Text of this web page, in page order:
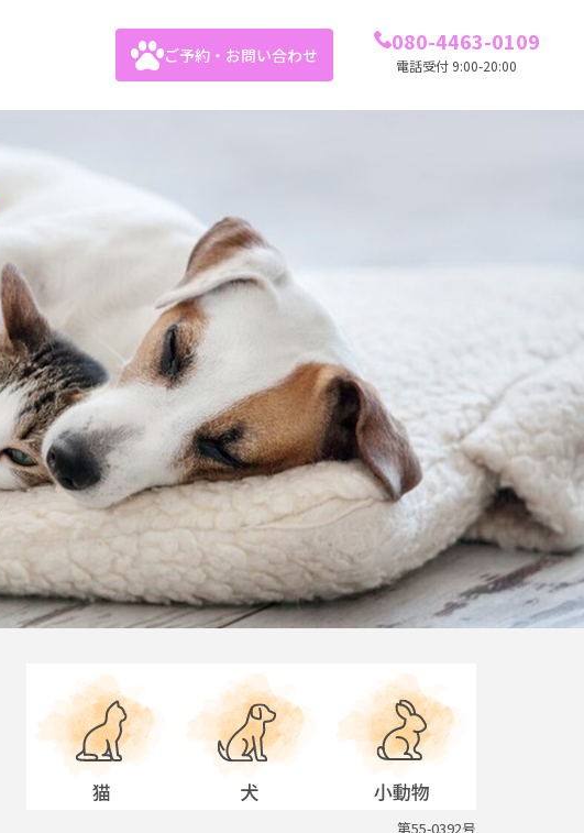
ご予約・お問い合わせ 080-4463-0109
電話受付 9:00-20:00
第55-0392号